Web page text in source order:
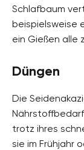
Schlafbaum
beispielsweise
ein Gießen alle
Düngen
Die
trotz ihres
sie im Frühjahr